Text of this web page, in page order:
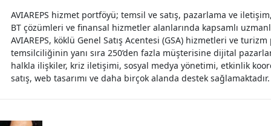
AVIAREPS hizmet portföyü; temsil ve satış, pazarlama ve
BT çözümleri ve finansal hizmetler alanlarında kapsamlı
AVIAREPS, köklü Genel Satış Acentesi (GSA) hizmetleri ve
temsilciliğinin yanı sıra 250’den fazla müşterisine dijital
halkla ilişkiler, kriz iletişimi, sosyal medya yönetimi, etkinlik
satış, web tasarımı ve daha birçok alanda destek sağlamaktadır.